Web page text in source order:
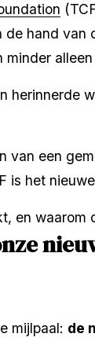
hand
herinnerde
van een
is het
en waarom
mijlpaal: de